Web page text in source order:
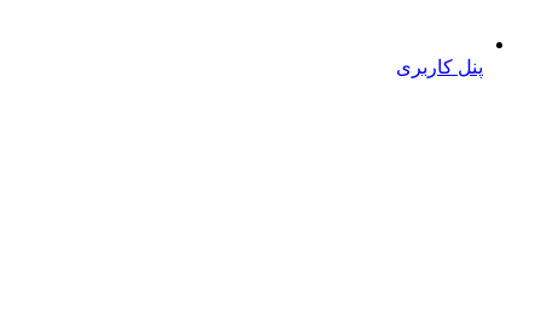
پنل کاربری